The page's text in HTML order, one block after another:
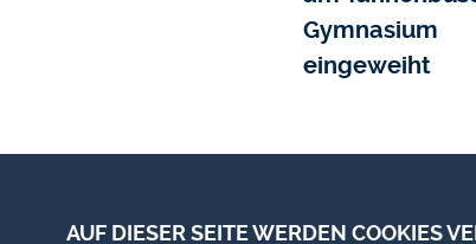
Gymnasium
eingeweiht
AUF DIESER SEITE WERDEN COOKIES